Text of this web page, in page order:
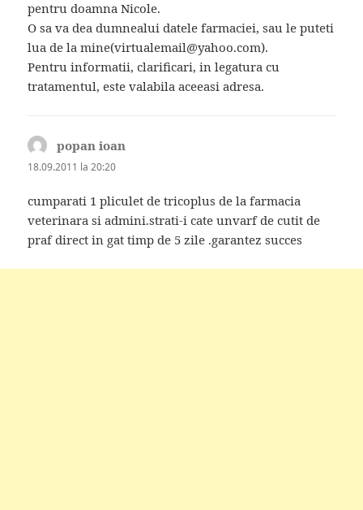
pentru doamna Nicole.
O sa va dea dumnealui datele farmaciei, sau le puteti
lua de la mine(virtualemail@yahoo.com).
Pentru informatii, clarificari, in legatura cu
tratamentul, este valabila aceeasi adresa.
popan ioan
18.09.2011 la 20:20
cumparati 1 pliculet de tricoplus de la farmacia
veterinara si admini.strati-i cate unvarf de cutit de
praf direct in gat timp de 5 zile .garantez succes